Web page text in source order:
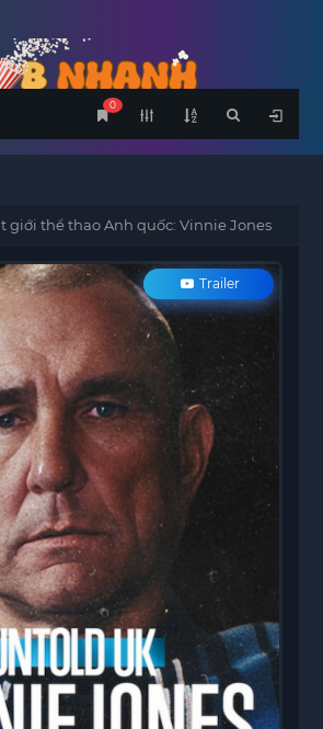
0
giới thể thao Anh quốc: Vinnie Jones
Trailer